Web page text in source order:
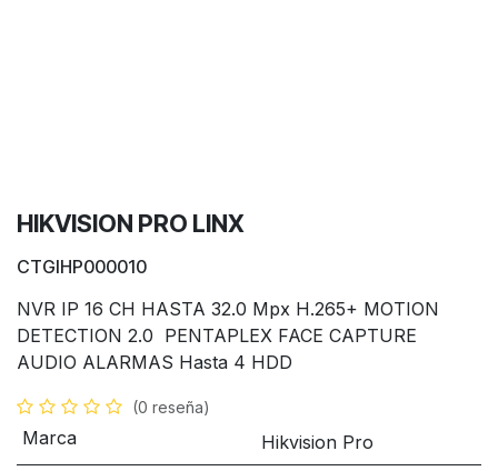
HIKVISION PRO LINX
CTGIHP000010
NVR IP 16 CH HASTA 32.0 Mpx H.265+ MOTION
DETECTION 2.0 PENTAPLEX FACE CAPTURE
AUDIO ALARMAS Hasta 4 HDD
(0 reseña)
Marca
Hikvision Pro